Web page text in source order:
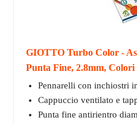
GIOTTO Turbo Color -
Punta Fine, 2.8mm, Colori
Pennarelli con inchiostri
Cappuccio ventilato e
Punta fine antirientro